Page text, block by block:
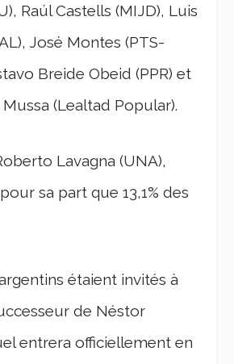
Raúl Castells (MIJD), Luis
José Montes (PTS-
Breide Obeid (PPR) et
(Lealtad Popular).
Lavagna (UNA),
sa part que 13,1% des
étaient invités à
de Néstor
entrera officiellement en